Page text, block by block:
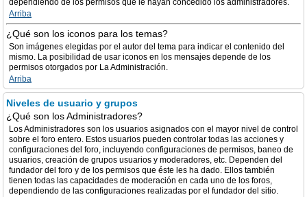
dependiendo de los permisos que le hayan concedido los administradores.
Arriba
¿Qué son los iconos para los temas?
Son imágenes elegidas por el autor del tema para indicar el contenido del
mismo. La posibilidad de usar iconos en los mensajes depende de los
permisos otorgados por La Administración.
Arriba
Niveles de usuario y grupos
¿Qué son los Administradores?
Los Administradores son los usuarios asignados con el mayor nivel de control
sobre el foro entero. Estos usuarios pueden controlar todas las acciones y
configuraciones del foro, incluyendo configuraciones de permisos, baneo de
usuarios, creación de grupos usuarios y moderadores, etc. Dependen del
fundador del foro y de los permisos que éste les ha dado. Ellos también
tienen todas las capacidades de moderación en cada uno de los foros,
dependiendo de las configuraciones realizadas por el fundador del sitio.